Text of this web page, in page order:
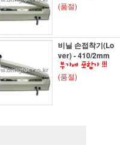
(품절)
비닐 손접착기(Lo
ver) - 410/2mm
(품절)